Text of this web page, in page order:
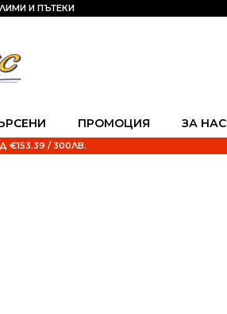
ПРОМОЦИЯ ЗА НАС
И ПЪТЕКИ
/ 300ЛВ.